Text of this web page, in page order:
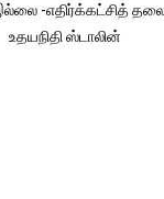
-எதிர்க்கட்சித்
உதயநிதி ஸ்டாலின்